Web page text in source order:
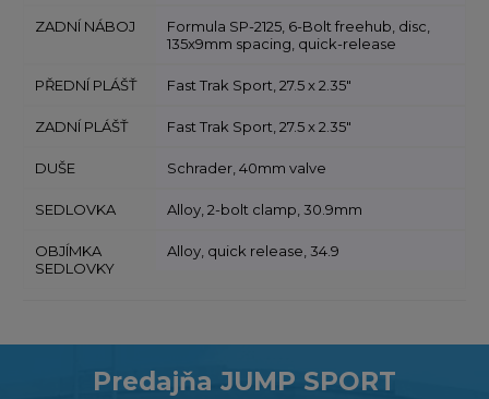
ZADNÍ NÁBOJ
Formula SP-2125, 6-Bolt freehub, disc,
135x9mm spacing, quick-release
PŘEDNÍ PLÁŠŤ Fast Trak Sport, 27.5 x 2.35"
ZADNÍ PLÁŠŤ Fast Trak Sport, 27.5 x 2.35"
DUŠE Schrader, 40mm valve
SEDLOVKA Alloy, 2-bolt clamp, 30.9mm
OBJÍMKA
SEDLOVKY
Alloy, quick release, 34.9
Predajňa JUMP SPORT